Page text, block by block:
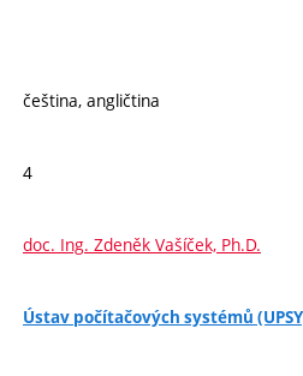
čeština, angličtina
4
doc. Ing. Zdeněk Vašíček, Ph.D.
Ústav počítačových systémů